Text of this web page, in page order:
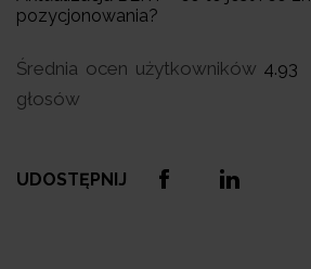
pozycjonowania?
Średnia ocen użytkowników 4.93
głosów
UDOSTĘPNIJ